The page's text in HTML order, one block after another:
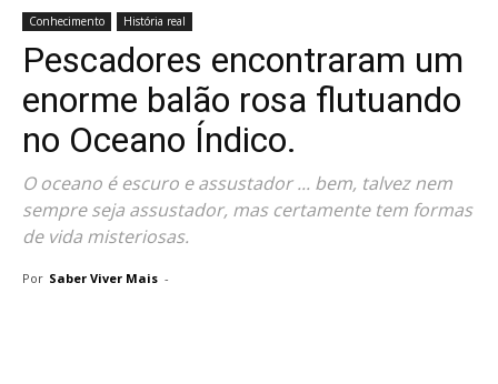
Conhecimento História real
Pescadores encontraram um
enorme balão rosa flutuando
no Oceano Índico.
O oceano é escuro e assustador ... bem, talvez nem
sempre seja assustador, mas certamente tem formas
de vida misteriosas.
Por Saber Viver Mais -